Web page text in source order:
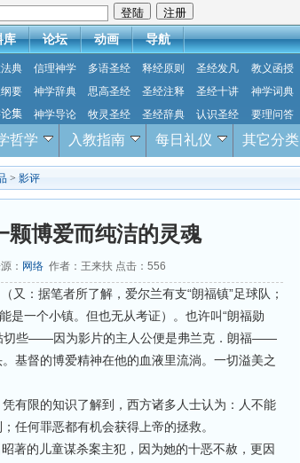
库 论坛 动画 导航
典 信理神学 多语圣经 释经原则 圣经发凡 教义函授
要 神学辞典 思高圣经 圣经注释 圣经十讲 神学词典
集 神学导论 牧灵圣经 圣经辞典 认识圣经 要理问答
哲学 入教指南 每日礼仪 其它分类
> 影评
颗博爱而纯洁的灵魂
： 网络 作者：王来扶 点击： 556
又：据笔者所了解，爱尔兰有支“朗福镇”足球队；
是一个小镇。但也无从考证）。也许叫“朗福勋
切些——因为影片的主人公便是弗兰克 ． 朗福——
基督的博爱精神在他的血液里流淌。一切溢美之
限的知识了解到，西方诸多人士认为：人不能
任何罪恶都有机会获得上帝的拯救。
著的儿童谋杀案主犯，因为她的十恶不赦，更因